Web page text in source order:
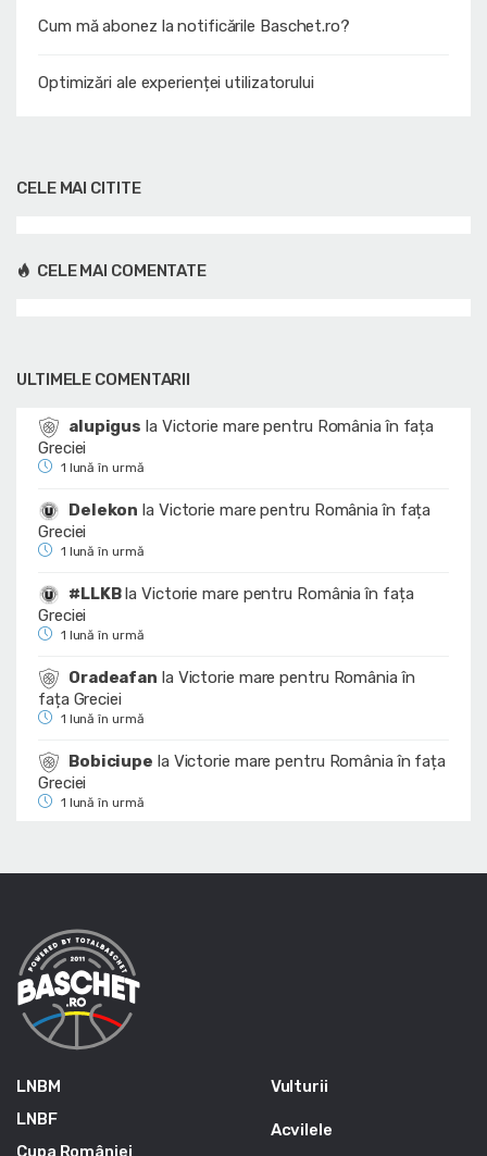
Cum mă abonez la notificările Baschet.ro?
Optimizări ale experienței utilizatorului
CELE MAI CITITE
CELE MAI COMENTATE
ULTIMELE COMENTARII
alupigus la Victorie mare pentru România în fața
Greciei
1 lună în urmă
Delekon la Victorie mare pentru România în fața
Greciei
1 lună în urmă
#LLKBlaVictorie mare pentru România în fața
Greciei
1 lună în urmă
Oradeafan la Victorie mare pentru România în
fața Greciei
1 lună în urmă
Bobiciupe la Victorie mare pentru România în fața
Greciei
1 lună în urmă
LNBM
LNBF
Cupa României
Vulturii
Acvilele